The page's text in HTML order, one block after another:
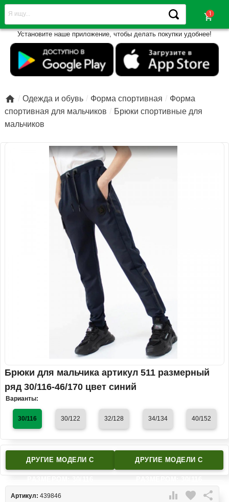
shopping_cart
Установите наше приложение, чтобы делать покупки удобнее!
 Одежда и обувь Форма спортивная
Форма
спортивная для мальчиков
Брюки спортивные для
мальчиков
Брюки для мальчика артикул 511 размерный
ряд 30/116-46/170 цвет синий
Варианты:
30/116 30/122 32/128 34/134 40/152
ДРУГИЕ МОДЕЛИ C ДРУГИЕ МОДЕЛИ C
 favorite 
Артикул: 439846